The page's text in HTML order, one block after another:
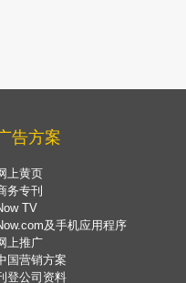
告方案
上黄页
务专刊
TV
及手机应用程序
上推广
国营销方案
登公司资料